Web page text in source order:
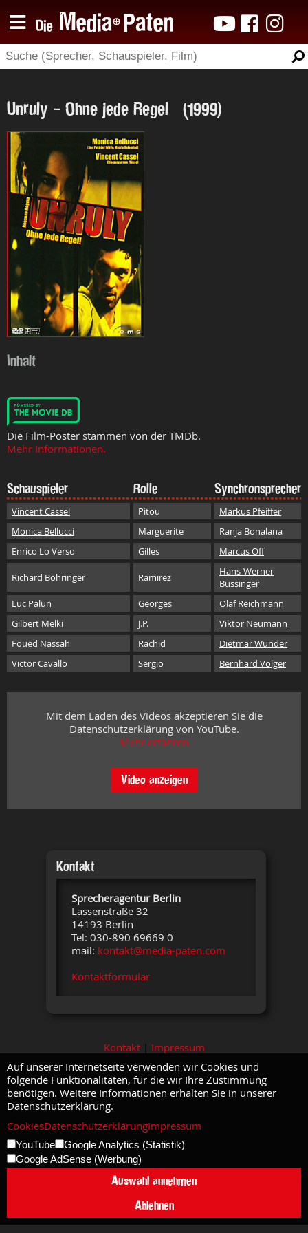
Unruly - Ohne jede Regel (1999)
Inhalt
Die Film-Poster stammen von der TMDb.
Mehr Informationen.
Schauspieler Rolle Synchronsprecher
Vincent Cassel Pitou
Markus Pfeiffer
Monica Bellucci
Marguerite
Ranja Bonalana
Enrico Lo Verso
Gilles Marcus Off
Richard Bohringer Ramirez
Hans-Werner
Bussinger
Luc Palun
Georges
Olaf Reichmann
Gilbert Melki
J.P.
Viktor Neumann
Foued Nassah
Rachid
Dietmar Wunder
Victor Cavallo
Sergio Bernhard Völger
Mit dem Laden des Videos akzeptieren Sie die
Datenschutzerklärung von YouTube.
Mehr erfahren
Video anzeigen
Kontakt
Sprecheragentur Berlin
Lassenstraße 32
14193 Berlin
Tel: 030-890 69669 0
mail: kontakt@media-paten.com
Kontaktformular
Kontakt| Impressum
Auf unserer Internetseite verwenden wir Cookies und
folgende Funktionalitäten, für die wir Ihre Zustimmung
benötigen. Weitere Informationen erhalten Sie in unserer
Datenschutzerklärung.
CookiesDatenschutzerklärungImpressum
YouTube
Google Analytics (Statistik)
Google AdSense (Werbung)
Auswahl annehmen
Ablehnen